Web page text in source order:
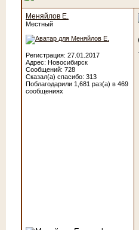
Меняйлов Е.
Местный
Регистрация: 27.01.2017
Адрес: Новосибирск
Сообщений: 728
Сказал(а) спасибо: 313
Поблагодарили 1,681 раз(а) в 469
сообщениях